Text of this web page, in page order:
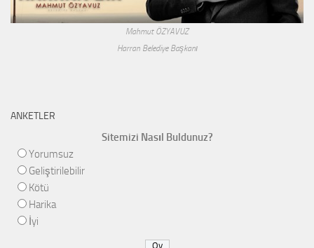
Mahmut ÖZYAVUZ
Harran Belediye Başkanı
ANKETLER
Sitemizi Nasıl Buldunuz?
Yorumsuz
Geliştirilebilir
Kötü
Harika
İyi